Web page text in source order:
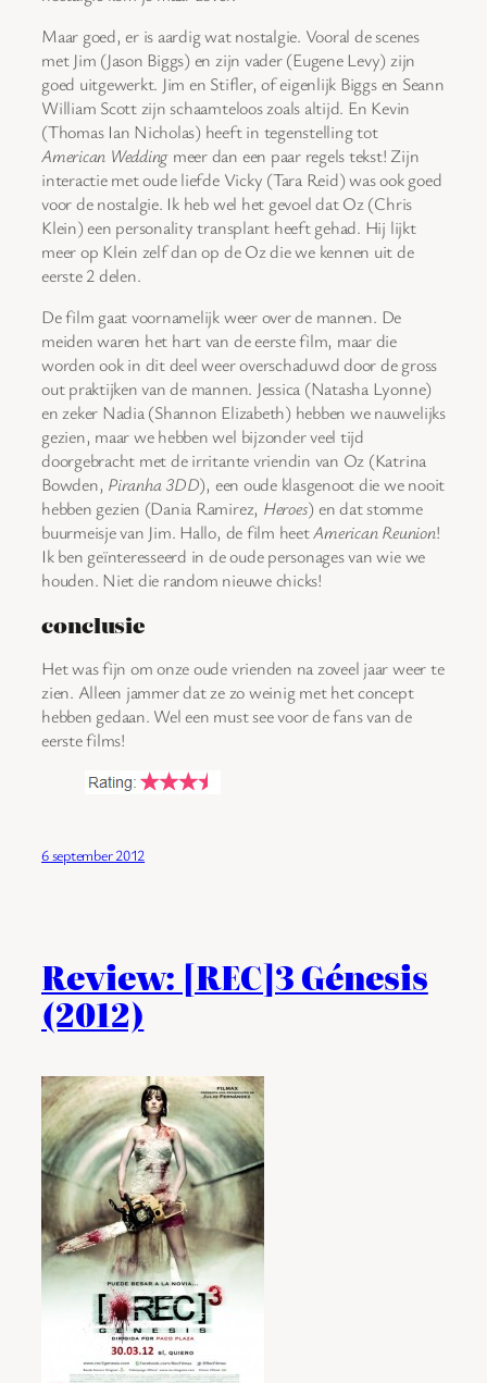
Maar goed, er is aardig wat nostalgie. Vooral de scenes
met Jim (Jason Biggs) en zijn vader (Eugene Levy) zijn
goed uitgewerkt. Jim en Stifler, of eigenlijk Biggs en Seann
William Scott zijn schaamteloos zoals altijd. En Kevin
(Thomas Ian Nicholas) heeft in tegenstelling tot
American Wedding meer dan een paar regels tekst! Zijn
interactie met oude liefde Vicky (Tara Reid) was ook goed
voor de nostalgie. Ik heb wel het gevoel dat Oz (Chris
Klein) een personality transplant heeft gehad. Hij lijkt
meer op Klein zelf dan op de Oz die we kennen uit de
eerste 2 delen.
De film gaat voornamelijk weer over de mannen. De
meiden waren het hart van de eerste film, maar die
worden ook in dit deel weer overschaduwd door de gross
out praktijken van de mannen. Jessica (Natasha Lyonne)
en zeker Nadia (Shannon Elizabeth) hebben we nauwelijks
gezien, maar we hebben wel bijzonder veel tijd
doorgebracht met de irritante vriendin van Oz (Katrina
Bowden, Piranha 3DD), een oude klasgenoot die we nooit
hebben gezien (Dania Ramirez, Heroes) en dat stomme
buurmeisje van Jim. Hallo, de film heetAmerican Reunion!
Ik ben geïnteresseerd in de oude personages van wie we
houden. Niet die random nieuwe chicks!
conclusie
Het was fijn om onze oude vrienden na zoveel jaar weer te
zien. Alleen jammer dat ze zo weinig met het concept
hebben gedaan. Wel een must see voor de fans van de
eerste films!
6 september 2012
Review: [REC]3 Génesis
(2012)